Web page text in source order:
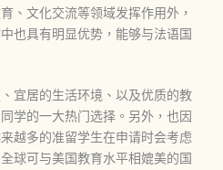
、文化交流等领域发挥作用外，
也具有明显优势，能够与法语国
宜居的生活环境、以及优质的教
学的一大热门选择。另外，也因
越多的准留学生在申请时会考虑
球可与美国教育水平相媲美的国